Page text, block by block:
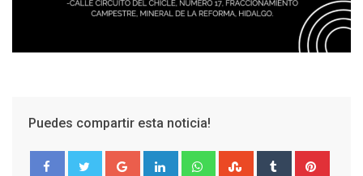
Puedes compartir esta noticia!
Google+ LinkedIn WhatsappStumbleUpon
Tumblr